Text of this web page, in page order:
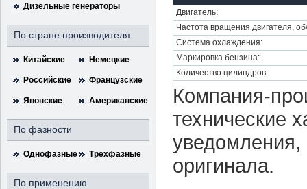
Дизельные генераторы
По стране производителя
Китайские Немецкие
Российские Французские
Японские Американские
По фазности
Однофазные Трехфазные
По применению
Двигатель:
Частота вращения двигателя,
Система охлаждения:
Маркировка бензина:
Количество цилиндров:
Компания-
технические
уведомления,
оригинала.